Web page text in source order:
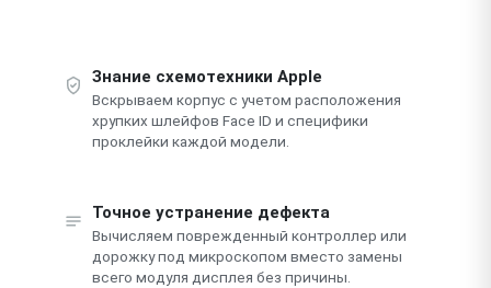
Знание схемотехники Apple
Вскрываем корпус с учетом расположения
хрупких шлейфов Face ID и специфики
проклейки каждой модели.
Точное устранение дефекта
Вычисляем поврежденный контроллер или
дорожку под микроскопом вместо замены
всего модуля дисплея без причины.